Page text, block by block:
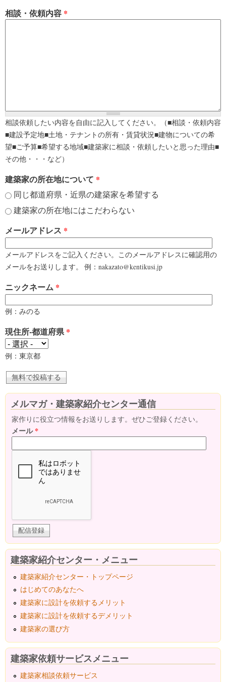
相談・依頼内容 *
相談依頼したい内容を自由に記入してください。（■相談・依頼内容
■建設予定地■土地・テナントの所有・賃貸状況■建物についての希
望■ご予算■希望する地域■建築家に相談・依頼したいと思った理由■
その他・・・など）
建築家の所在地について *
同じ都道府県・近県の建築家を希望する
建築家の所在地にはこだわらない
メールアドレス *
メールアドレスをご記入ください。このメールアドレスに確認用の
メールをお送りします。 例：nakazato@kentikusi.jp
ニックネーム *
例：みのる
現住所-都道府県*
例：東京都
メルマガ・建築家紹介センター通信
家作りに役立つ情報をお送りします。ぜひご登録ください。
メール*
建築家紹介センター・メニュー
建築家紹介センター・トップページ
はじめてのあなたへ
建築家に設計を依頼するメリット
建築家に設計を依頼するデメリット
建築家の選び方
建築家依頼サービスメニュー
建築家相談依頼サービス